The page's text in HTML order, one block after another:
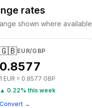
rates
shown where available
🇬🇧EUR/GBP
0.8577
1 EUR = 0.8577 GBP
▲ 0.22% this week
Convert →